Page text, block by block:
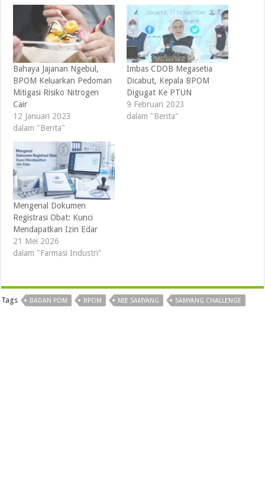
Bahaya Jajanan Ngebul,
BPOM Keluarkan Pedoman
Mitigasi Risiko Nitrogen
Cair
12 Januari 2023
dalam "Berita"
Imbas CDOB Megasetia
Dicabut, Kepala BPOM
Digugat Ke PTUN
9 Februari 2023
dalam "Berita"
Mengenal Dokumen
Registrasi Obat: Kunci
Mendapatkan Izin Edar
21 Mei 2026
dalam "Farmasi Industri"
Tags BADAN POM BPOM MIE SAMYANG SAMYANG CHALLENGE